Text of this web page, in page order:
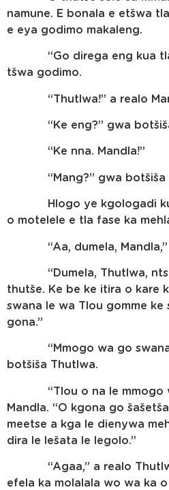
namune. E bonala e etšwa
e eya godimo makaleng.
“Go direga eng kua
tšwa godimo.
“Thutlwa!” a realo
“Ke eng?” gwa botšiša
“Ke nna. Mandla!”
“Mang?” gwa botšiša
Hlogo ye kgologadi kua
o motelele e tla fase ka
“Aa, dumela, Mandla,”
“Dumela, Thutlwa,
thutše. Ke be ke itira o kare
swana le wa Tlou gomme
gona.”
“Mmogo wa go swana
botšiša Thutlwa.
“Tlou o na le mmogo
Mandla. “O kgona go
meetse a kga le dienywa
dira le lešata le legolo.”
“Agaa,” a realo
efela ka molalala wo wa ka